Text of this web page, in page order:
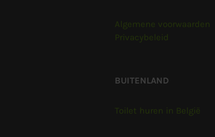
Algemene voorwaarden
Privacybeleid
BUITENLAND
Toilet huren in België